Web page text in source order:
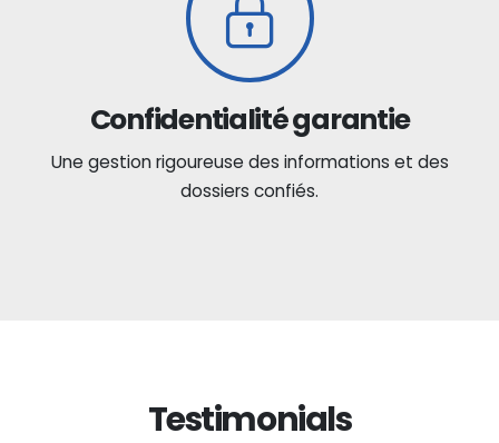
Confidentialité garantie
Une gestion rigoureuse des informations et des
dossiers confiés.
Testimonials